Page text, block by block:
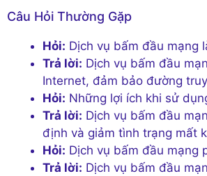
Câu Hỏi Thường Gặp
Hỏi: Dịch vụ bấm đầu mạng
Trả lời: Dịch vụ bấm đầu
Internet, đảm bảo đường
Hỏi: Những lợi ích khi sử
Trả lời: Dịch vụ bấm đầu
định và giảm tình trạng mất
Hỏi: Dịch vụ bấm đầu mạng
Trả lời: Dịch vụ bấm đầu